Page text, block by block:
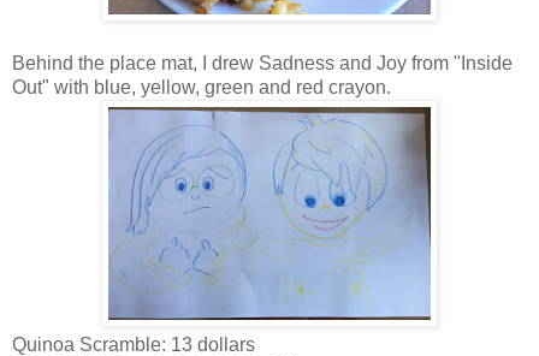
Behind the place mat, I drew Sadness and Joy from "Inside
Out" with blue, yellow, green and red crayon.
Quinoa Scramble: 13 dollars